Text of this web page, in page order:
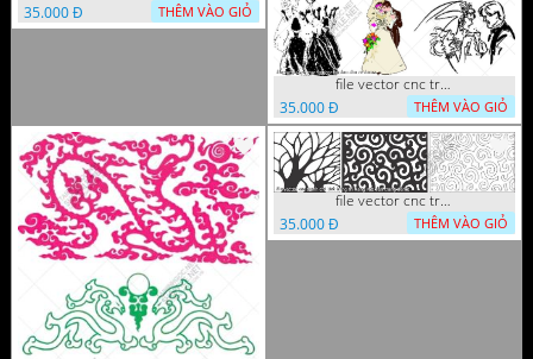
35.000 Đ
THÊM VÀO GIỎ
file vector cnc tranh decor co dau chu re
35.000 Đ
THÊM VÀO GIỎ
file vector cnc tranh chi tiet trang tri hang rao den trang
35.000 Đ
THÊM VÀO GIỎ